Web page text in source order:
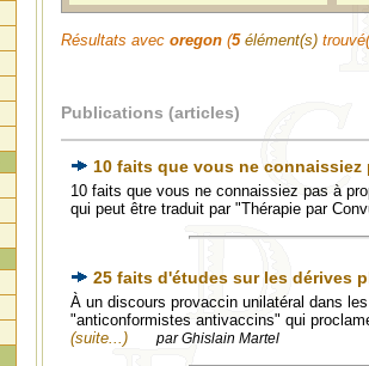
Résultats avec oregon (5 élément(s)
Publications (articles)
10 faits que vous ne
10 faits que vous ne connaissiez pas à
qui peut être traduit par "Thérapie par
25 faits d'études sur les dérives
À un discours provaccin unilatéral dans
"anticonformistes antivaccins" qui
(suite...)
par Ghislain Martel